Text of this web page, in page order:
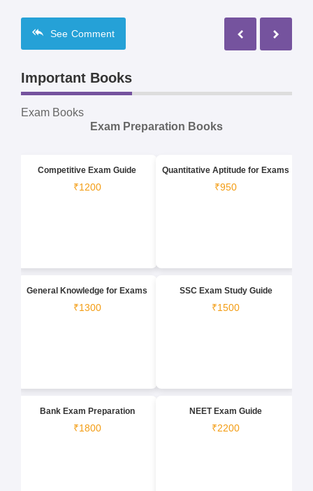
See Comment
Important Books
Exam Books
Exam Preparation Books
Competitive Exam Guide
₹1200
Quantitative Aptitude for Exams
₹950
General Knowledge for Exams
₹1300
SSC Exam Study Guide
₹1500
Bank Exam Preparation
₹1800
NEET Exam Guide
₹2200